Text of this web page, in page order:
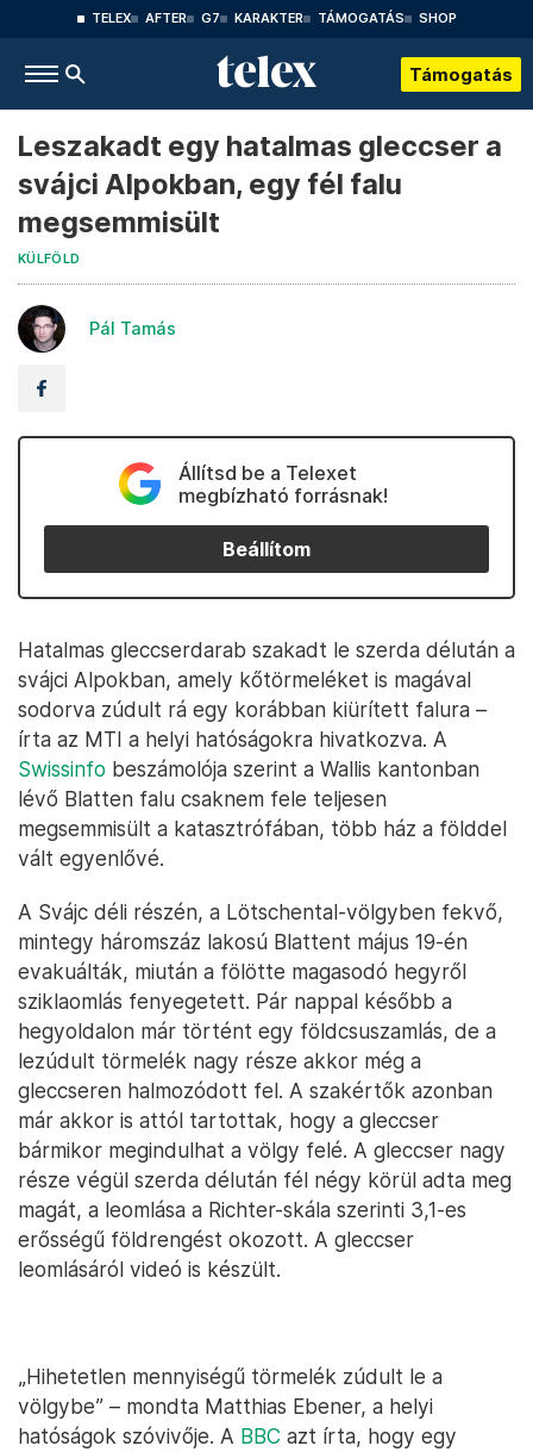
TELEX AFTER G7 KARAKTER TÁMOGATÁS SHOP
Támogatás
Leszakadt egy hatalmas gleccser a
svájci Alpokban, egy fél falu
megsemmisült
KÜLFÖLD
Pál Tamás
Állítsd be a Telexet
megbízható forrásnak!
Beállítom
Hatalmas gleccserdarab szakadt le szerda délután a
svájci Alpokban, amely kőtörmeléket is magával
sodorva zúdult rá egy korábban kiürített falura –
írta az MTI a helyi hatóságokra hivatkozva. A
Swissinfo beszámolója szerint a Wallis kantonban
lévő Blatten falu csaknem fele teljesen
megsemmisült a katasztrófában, több ház a földdel
vált egyenlővé.
A Svájc déli részén, a Lötschental-völgyben fekvő,
mintegy háromszáz lakosú Blattent május 19-én
evakuálták, miután a fölötte magasodó hegyről
sziklaomlás fenyegetett. Pár nappal később a
hegyoldalon már történt egy földcsuszamlás, de a
lezúdult törmelék nagy része akkor még a
gleccseren halmozódott fel. A szakértők azonban
már akkor is attól tartottak, hogy a gleccser
bármikor megindulhat a völgy felé. A gleccser nagy
része végül szerda délután fél négy körül adta meg
magát, a leomlása a Richter-skála szerinti 3,1-es
erősségű földrengést okozott. A gleccser
leomlásáról videó is készült.
„Hihetetlen mennyiségű törmelék zúdult le a
völgybe” – mondta Matthias Ebener, a helyi
hatóságok szóvivője. A BBC azt írta, hogy egy